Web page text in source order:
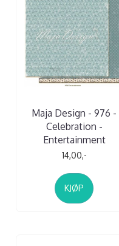
Maja Design - 976 -
Celebration -
Entertainment
14,00,-
KJØP